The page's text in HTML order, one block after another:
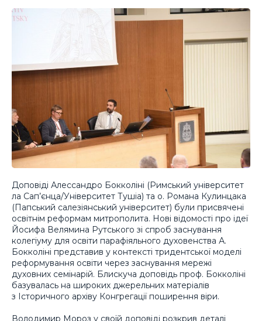
Доповіді Алессандро Бокколіні (Римський університет
ла Сап’єнца/Університет Тушіа) та о. Романа Кулинцака
(Папський салезіянський університет) були присвячені
освітнім реформам митрополита. Нові відомості про ідеї
Йосифа Велямина Рутського зі спроб заснування
колегіуму для освіти парафіяльного духовенства А.
Бокколіні представив у контексті тридентської моделі
реформування освіти через заснування мережі
духовних семінарій. Блискуча доповідь проф. Бокколіні
базувалась на широких джерельних матеріалів
з Історичного архіву Конгрегації поширення віри.
Володимир Мороз у своїй доповіді розкрив деталі